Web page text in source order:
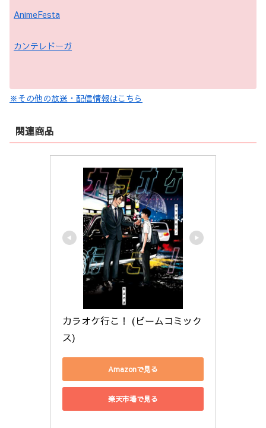
AnimeFesta
カンテレドーガ
※その他の放送・配信情報はこちら
関連商品
カラオケ行こ！ (ビームコミック
ス)
Amazonで見る
楽天市場で見る